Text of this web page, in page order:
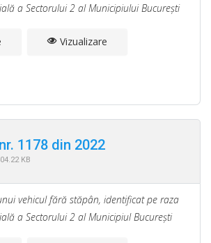
a Sectorului 2 al Municipiului Bucureşti
Vizualizare
1178 din 2022
KB
vehicul fără stăpân, identificat pe raza
a Sectorului 2 al Municipiul Bucureşti